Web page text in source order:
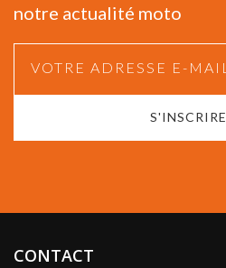
notre actualité moto
S'INSCRIRE
CONTACT